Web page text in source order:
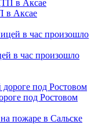
в Аксае
в час произошло
под Ростовом